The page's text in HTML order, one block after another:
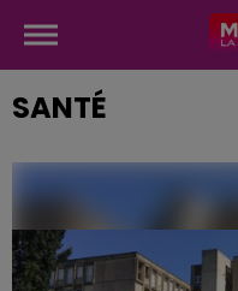
SANTÉ